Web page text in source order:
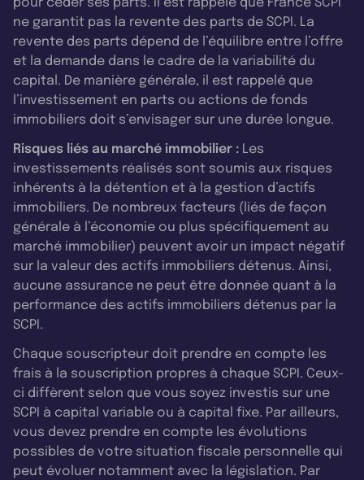
pour céder ses parts. Il est rappelé que France SCPI
ne garantit pas la revente des parts de SCPI. La
revente des parts dépend de l’équilibre entre l’offre
et la demande dans le cadre de la variabilité du
capital. De manière générale, il est rappelé que
l’investissement en parts ou actions de fonds
immobiliers doit s’envisager sur une durée longue.
Risques liés au marché immobilier : Les
investissements réalisés sont soumis aux risques
inhérents à la détention et à la gestion d’actifs
immobiliers. De nombreux facteurs (liés de façon
générale à l’économie ou plus spécifiquement au
marché immobilier) peuvent avoir un impact négatif
sur la valeur des actifs immobiliers détenus. Ainsi,
aucune assurance ne peut être donnée quant à la
performance des actifs immobiliers détenus par la
SCPI.
Chaque souscripteur doit prendre en compte les
frais à la souscription propres à chaque SCPI. Ceux-
ci diffèrent selon que vous soyez investis sur une
SCPI à capital variable ou à capital fixe. Par ailleurs,
vous devez prendre en compte les évolutions
possibles de votre situation fiscale personnelle qui
peut évoluer notamment avec la législation. Par